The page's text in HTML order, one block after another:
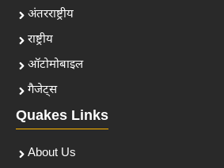
अंतरराष्ट्रीय
राष्ट्रीय
ऑटोमोबाइल
गैजेट्स
Quakes Links
About Us